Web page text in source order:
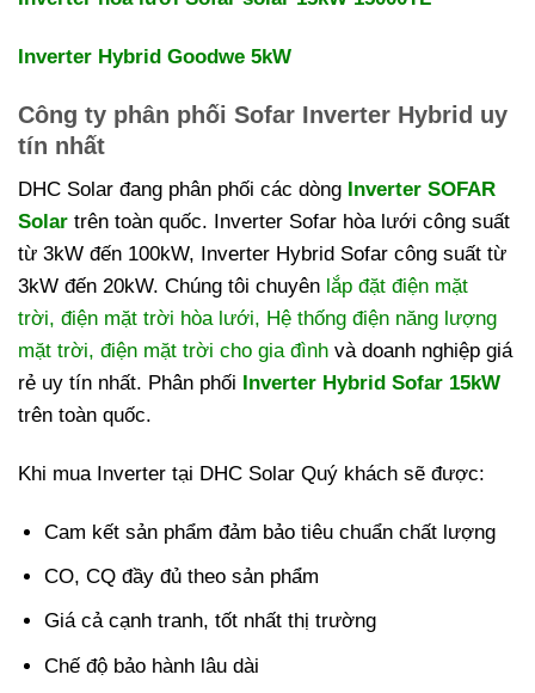
Inverter Hybrid Goodwe 5kW
Công ty phân phối Sofar Inverter Hybrid uy
tín nhất
DHC Solar đang phân phối các dòng Inverter SOFAR
Solar trên toàn quốc. Inverter Sofar hòa lưới công suất
từ 3kW đến 100kW, Inverter Hybrid Sofar công suất từ
3kW đến 20kW. Chúng tôi chuyên lắp đặt điện mặt
trời, điện mặt trời hòa lưới, Hệ thống điện năng lượng
mặt trời, điện mặt trời cho gia đình và doanh nghiệp giá
rẻ uy tín nhất. Phân phối Inverter Hybrid Sofar 15kW
trên toàn quốc.
Khi mua Inverter tại DHC Solar Quý khách sẽ được:
Cam kết sản phẩm đảm bảo tiêu chuẩn chất lượng
CO, CQ đầy đủ theo sản phẩm
Giá cả cạnh tranh, tốt nhất thị trường
Chế độ bảo hành lâu dài